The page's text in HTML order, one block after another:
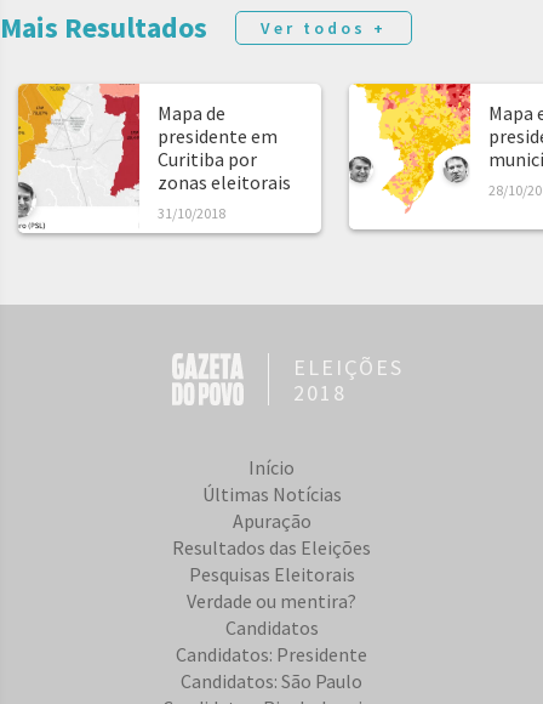
Mais Resultados Ver todos +
Mapa de
presidente em
Curitiba por
zonas eleitorais
31/10/2018
Mapa
28/10/
ELEIÇÕES
2018
Início
Últimas Notícias
Apuração
Resultados das Eleições
Pesquisas Eleitorais
Verdade ou mentira?
Candidatos
Candidatos: Presidente
Candidatos: São Paulo